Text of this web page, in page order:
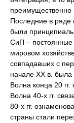
преимущественно
Последние в ряде
были
СиП – постоянные
мировом
совпадавших с
начале ХХ в. была
Волна конца 20
Волна 40-х гг.
80-х гг.
страны стали